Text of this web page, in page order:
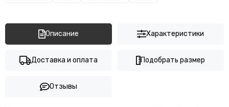
Описание Характеристики
Доставка и оплата Подобрать размер
Отзывы